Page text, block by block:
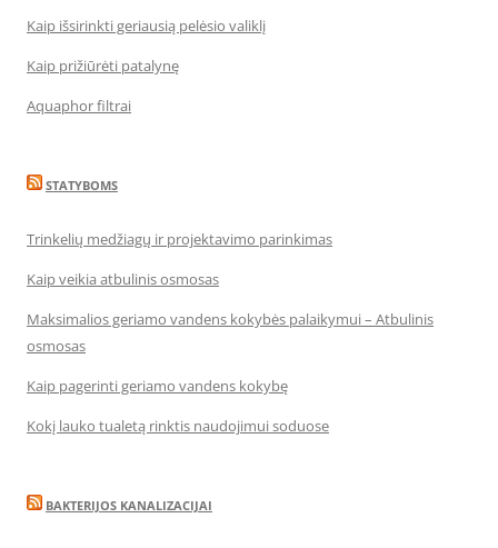
Kaip išsirinkti geriausią pelėsio valiklį
Kaip prižiūrėti patalynę
Aquaphor filtrai
STATYBOMS
Trinkelių medžiagų ir projektavimo parinkimas
Kaip veikia atbulinis osmosas
Maksimalios geriamo vandens kokybės palaikymui – Atbulinis
osmosas
Kaip pagerinti geriamo vandens kokybę
Kokį lauko tualetą rinktis naudojimui soduose
BAKTERIJOS KANALIZACIJAI